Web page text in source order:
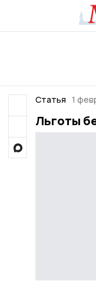
Статья 1
Льготы